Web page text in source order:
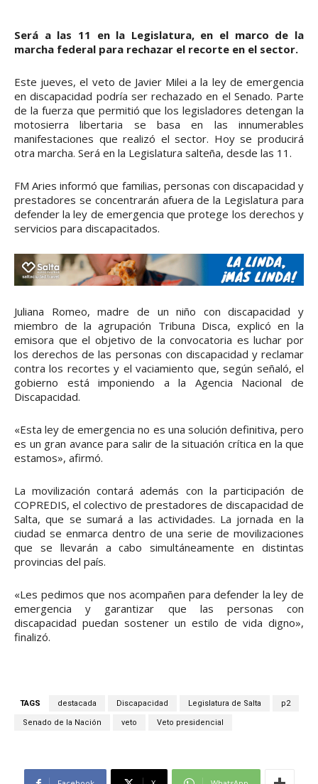
Será a las 11 en la Legislatura, en el marco de la
marcha federal para rechazar el recorte en el sector.
Este jueves, el veto de Javier Milei a la ley de emergencia
en discapacidad podría ser rechazado en el Senado. Parte
de la fuerza que permitió que los legisladores detengan la
motosierra libertaria se basa en las innumerables
manifestaciones que realizó el sector. Hoy se producirá
otra marcha. Será en la Legislatura salteña, desde las 11.
FM Aries informó que familias, personas con discapacidad y
prestadores se concentrarán afuera de la Legislatura para
defender la ley de emergencia que protege los derechos y
servicios para discapacitados.
Juliana Romeo, madre de un niño con discapacidad y
miembro de la agrupación Tribuna Disca, explicó en la
emisora que el objetivo de la convocatoria es luchar por
los derechos de las personas con discapacidad y reclamar
contra los recortes y el vaciamiento que, según señaló, el
gobierno está imponiendo a la Agencia Nacional de
Discapacidad.
«Esta ley de emergencia no es una solución definitiva, pero
es un gran avance para salir de la situación crítica en la que
estamos», afirmó.
La movilización contará además con la participación de
COPREDIS, el colectivo de prestadores de discapacidad de
Salta, que se sumará a las actividades. La jornada en la
ciudad se enmarca dentro de una serie de movilizaciones
que se llevarán a cabo simultáneamente en distintas
provincias del país.
«Les pedimos que nos acompañen para defender la ley de
emergencia y garantizar que las personas con
discapacidad puedan sostener un estilo de vida digno»,
finalizó.
TAGS destacada Discapacidad Legislatura de Salta p2
Senado de la Nación veto Veto presidencial